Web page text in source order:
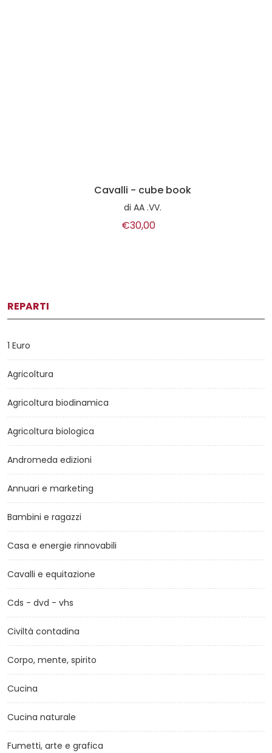
Cavalli - cube book
diAA .VV.
€30,00
REPARTI
1 Euro
Agricoltura
Agricoltura biodinamica
Agricoltura biologica
Andromeda edizioni
Annuari e marketing
Bambini e ragazzi
Casa e energie rinnovabili
Cavalli e equitazione
Cds - dvd - vhs
Civiltà contadina
Corpo, mente, spirito
Cucina
Cucina naturale
Fumetti, arte e grafica